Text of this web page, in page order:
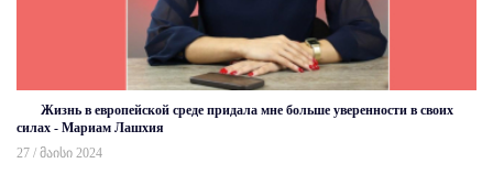
Жизнь в европейской среде придала мне больше уверенности в своих
силах - Мариам Лашхия
27 / მაისი 2024